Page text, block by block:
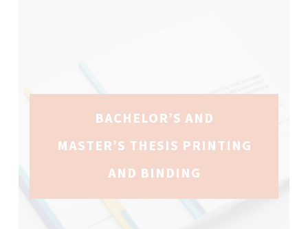
BACHELOR’S AND
MASTER’S THESIS PRINTING
AND BINDING